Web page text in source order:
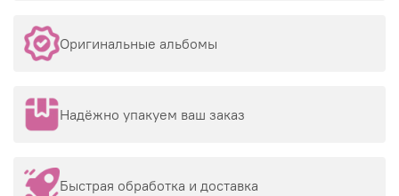
Оригинальные альбомы
Надёжно упакуем ваш заказ
Быстрая обработка и доставка